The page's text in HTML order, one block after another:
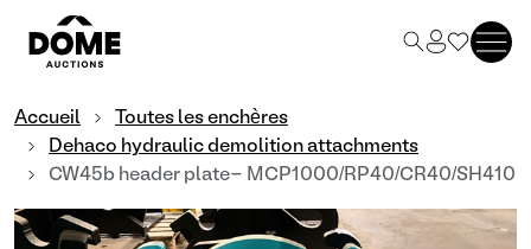
Accueil
Toutes les enchères
Dehaco hydraulic demolition attachments
CW45b header plate- MCP1000/RP40/CR40/SH410